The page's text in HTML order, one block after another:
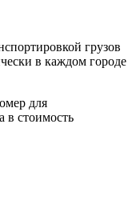
грузов
в каждом городе
для
в стоимость